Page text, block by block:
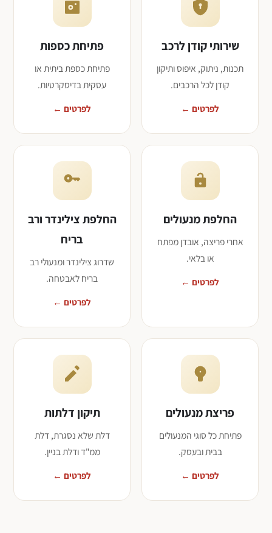
שירותי קודן לרכב
תכנות, ניתוק, איפוס ותיקון
קודן לכל הרכבים.
לפרטים ←
פתיחת כספות
פתיחת כספת ביתית או
עסקית בדיסקרטיות.
לפרטים ←
החלפת מנעולים
אחרי פריצה, אובדן מפתח
או בלאי.
לפרטים ←
החלפת צילינדר ורב
בריח
שדרוג צילינדר ומנעולי רב
בריח לאבטחה.
לפרטים ←
פריצת מנעולים
פתיחת כל סוגי המנעולים
בבית ובעסק.
לפרטים ←
תיקון דלתות
דלת שלא נסגרת, דלת
ממ"ד ודלת בניין.
לפרטים ←